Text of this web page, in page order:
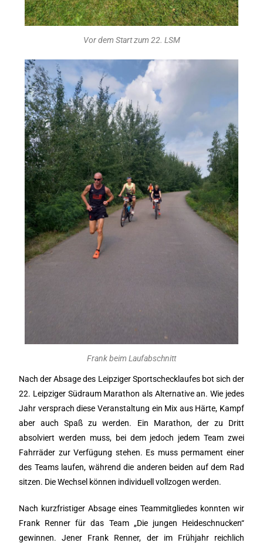
Vor dem Start zum 22. LSM
Frank beim Laufabschnitt
Nach der Absage des Leipziger Sportschecklaufes bot sich der
22. Leipziger Südraum Marathon als Alternative an. Wie jedes
Jahr versprach diese Veranstaltung ein Mix aus Härte, Kampf
aber auch Spaß zu werden. Ein Marathon, der zu Dritt
absolviert werden muss, bei dem jedoch jedem Team zwei
Fahrräder zur Verfügung stehen. Es muss permament einer
des Teams laufen, während die anderen beiden auf dem Rad
sitzen. Die Wechsel können individuell vollzogen werden.
Nach kurzfristiger Absage eines Teammitgliedes konnten wir
Frank Renner für das Team „Die jungen Heideschnucken“
gewinnen. Jener Frank Renner, der im Frühjahr reichlich